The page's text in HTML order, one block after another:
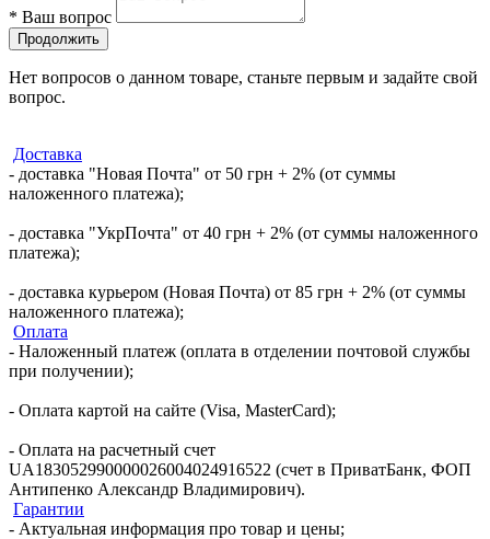
* Ваш вопрос
Продолжить
Нет вопросов о данном товаре, станьте первым и задайте свой
вопрос.
Доставка
- доставка "Новая Почта" от 50 грн + 2% (от суммы
наложенного платежа);
- доставка "УкрПочта" от 40 грн + 2% (от суммы наложенного
платежа);
- доставка курьером (Новая Почта) от 85 грн + 2% (от суммы
наложенного платежа);
Оплата
- Наложенный платеж (оплата в отделении почтовой службы
при получении);
- Оплата картой на сайте (Visa, MasterCard);
- Оплата на расчетный счет
UA183052990000026004024916522 (счет в ПриватБанк, ФОП
Антипенко Александр Владимирович).
Гарантии
- Актуальная информация про товар и цены;